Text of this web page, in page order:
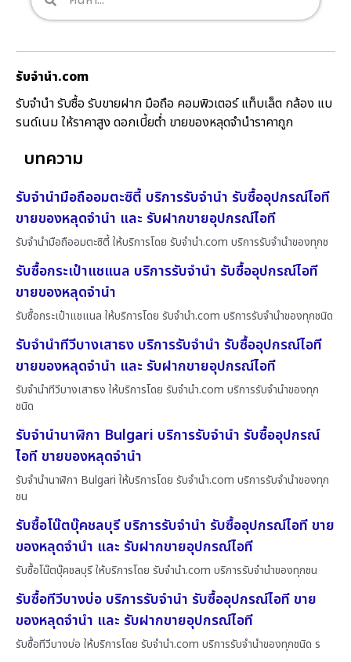
รับจํานํา.com
รับจำนำ รับซื้อ รับขายฝาก มือถือ คอมพิวเตอร์ แท็บเล็ต กล้อง แบ
รนด์เนม ให้ราคาสูง ดอกเบี้ยต่ำ ขายของหลุดจำนำราคาถูก
บทความ
รับจำนำมือถืออมตะซิตี้ บริการรับจำนำ รับซื้ออุปกรณ์ไอที
ขายของหลุดจำนำ และ รับฝากขายอุปกรณ์ไอที
รับจำนำมือถืออมตะซิตี้ ให้บริการโดย รับจํานํา.com บริการรับจำนำของทุกช
รับซื้อกระเป๋าแชแนล บริการรับจำนำ รับซื้ออุปกรณ์ไอที
ขายของหลุดจำนำ
รับซื้อกระเป๋าแชแนล ให้บริการโดย รับจํานํา.com บริการรับจำนำของทุกชนิด
รับจำนำทีวีบางเสาธง บริการรับจำนำ รับซื้ออุปกรณ์ไอที
ขายของหลุดจำนำ และ รับฝากขายอุปกรณ์ไอที
รับจำนำทีวีบางเสาธง ให้บริการโดย รับจํานํา.com บริการรับจำนำของทุก
ชนิด
รับจำนำนาฬิกา Bulgari บริการรับจำนำ รับซื้ออุปกรณ์
ไอที ขายของหลุดจำนำ
รับจำนำนาฬิกา Bulgari ให้บริการโดย รับจํานํา.com บริการรับจำนำของทุก
ชน
รับซื้อโน๊ตบุ๊คชลบุรี บริการรับจำนำ รับซื้ออุปกรณ์ไอที ขาย
ของหลุดจำนำ และ รับฝากขายอุปกรณ์ไอที
รับซื้อโน๊ตบุ๊คชลบุรี ให้บริการโดย รับจํานํา.com บริการรับจำนำของทุกชน
รับซื้อทีวีบางบ่อ บริการรับจำนำ รับซื้ออุปกรณ์ไอที ขาย
ของหลุดจำนำ และ รับฝากขายอุปกรณ์ไอที
รับซื้อทีวีบางบ่อ ให้บริการโดย รับจํานํา.com บริการรับจำนำของทุกชนิด ร